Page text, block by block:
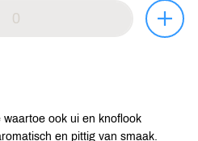
ook ui en knoflook
en pittig van smaak.